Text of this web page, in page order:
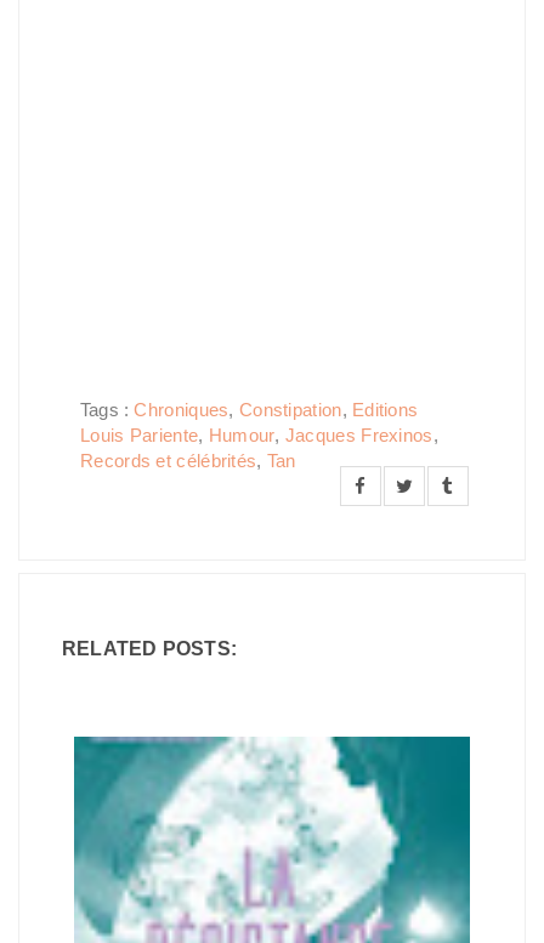
Tags :Chroniques, Constipation, Editions
Louis Pariente, Humour, Jacques Frexinos,
Records et célébrités, Tan
RELATED POSTS: